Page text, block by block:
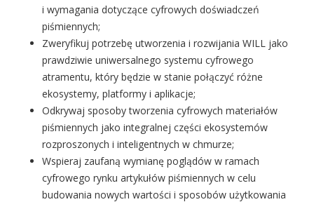
i wymagania dotyczące cyfrowych doświadczeń
piśmiennych;
Zweryfikuj potrzebę utworzenia i rozwijania WILL jako
prawdziwie uniwersalnego systemu cyfrowego
atramentu, który będzie w stanie połączyć różne
ekosystemy, platformy i aplikacje;
Odkrywaj sposoby tworzenia cyfrowych materiałów
piśmiennych jako integralnej części ekosystemów
rozproszonych i inteligentnych w chmurze;
Wspieraj zaufaną wymianę poglądów w ramach
cyfrowego rynku artykułów piśmiennych w celu
budowania nowych wartości i sposobów użytkowania